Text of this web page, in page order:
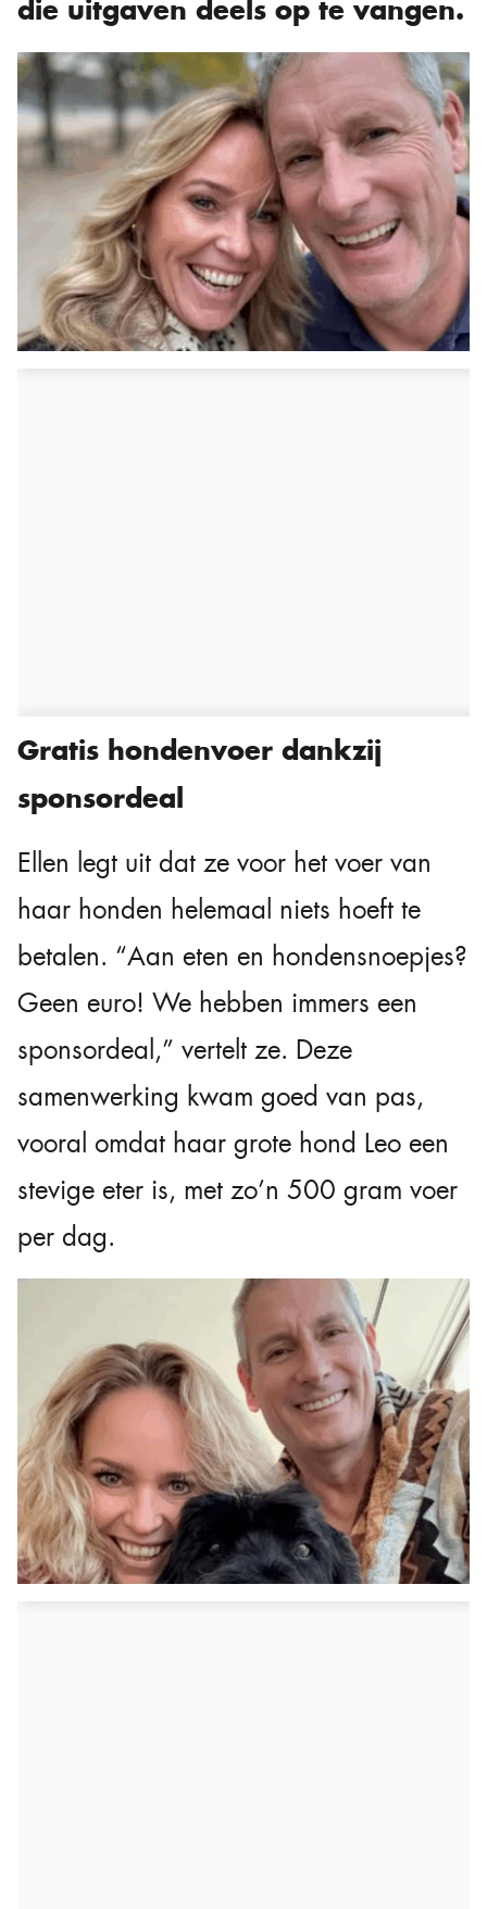
die uitgaven deels op te vangen.
Gratis hondenvoer dankzij
sponsordeal
Ellen legt uit dat ze voor het voer van
haar honden helemaal niets hoeft te
betalen. “Aan eten en hondensnoepjes?
Geen euro! We hebben immers een
sponsordeal,” vertelt ze. Deze
samenwerking kwam goed van pas,
vooral omdat haar grote hond Leo een
stevige eter is, met zo’n 500 gram voer
per dag.